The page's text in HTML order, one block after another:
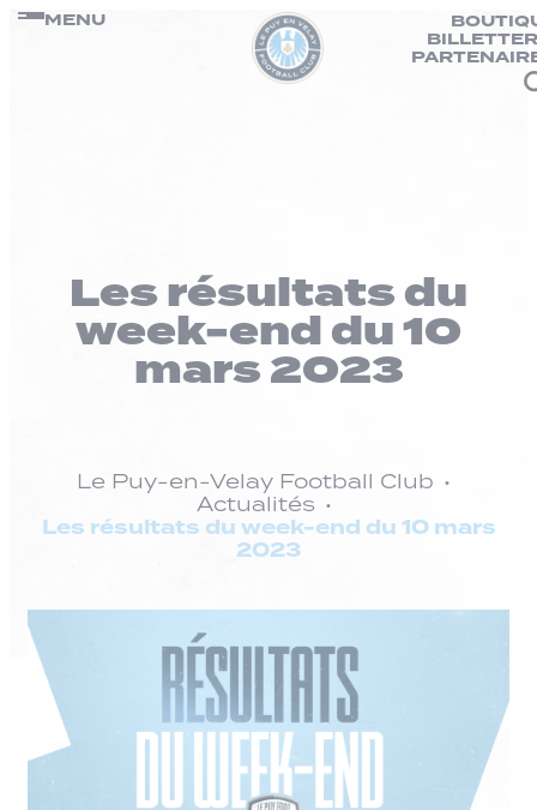
Passer
MENU
Les résultats du
week-end du 10
mars 2023
Le Puy-en-Velay Football Club
Actualités
Les résultats du week-end du 10 mars
2023
Panneau de gestion des cookies